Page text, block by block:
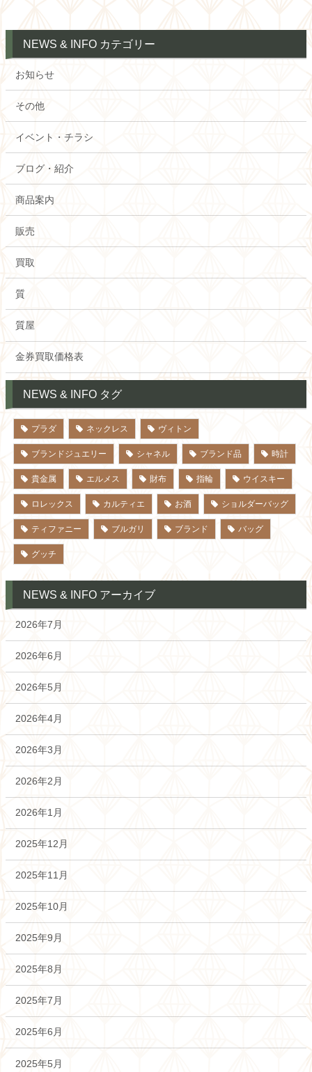
NEWS & INFO カテゴリー
お知らせ
その他
イベント・チラシ
ブログ・紹介
商品案内
販売
買取
質
質屋
金券買取価格表
NEWS & INFO タグ
プラダ ネックレス ヴィトン
ブランドジュエリー シャネル ブランド品 時計
貴金属 エルメス 財布 指輪 ウイスキー
ロレックス カルティエ お酒 ショルダーバッグ
ティファニー ブルガリ ブランド バッグ
グッチ
NEWS & INFO アーカイブ
2026年7月
2026年6月
2026年5月
2026年4月
2026年3月
2026年2月
2026年1月
2025年12月
2025年11月
2025年10月
2025年9月
2025年8月
2025年7月
2025年6月
2025年5月